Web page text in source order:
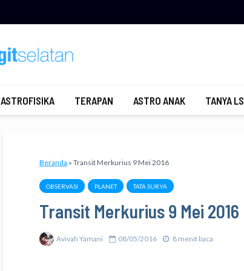
ASTROFISIKA TERAPAN ASTRO ANAK TANYA LS
Beranda » Transit Merkurius 9 Mei 2016
OBSERVASI PLANET TATA SURYA
Transit Merkurius 9 Mei 2016
Avivah Yamani 08/05/2016 8 menit baca